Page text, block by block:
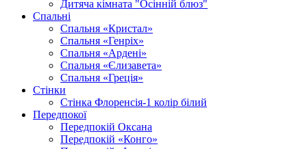
Дитяча кімната "Осінній блюз"
Спальні
Спальня «Кристал»
Спальня «Генріх»
Спальня «Ардені»
Спальня «Єлизавета»
Спальня «Греція»
Стінки
Стінка Флоренсія-1 колір білий
Передпокої
Передпокій Оксана
Передпокій «Конго»